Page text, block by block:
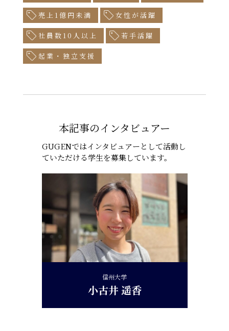
売上1億円未満 女性が活躍
社員数10人以上 若手活躍
起業・独立支援
本記事のインタビュアー
GUGENではインタビュアーとして活動し
ていただける学生を募集しています。
信州大学
小古井 遥香